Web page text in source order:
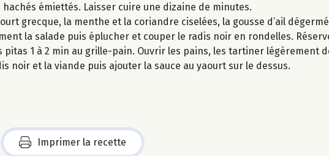
émiettés. Laisser cuire une dizaine de minutes.
grecque, la menthe et la coriandre ciselées, la gousse d’ail
la salade puis éplucher et couper le radis noir en rondelles.
1 à 2 min au grille-pain. Ouvrir les pains, les tartiner légèrement
noir et la viande puis ajouter la sauce au yaourt sur le dessus.
Imprimer la recette